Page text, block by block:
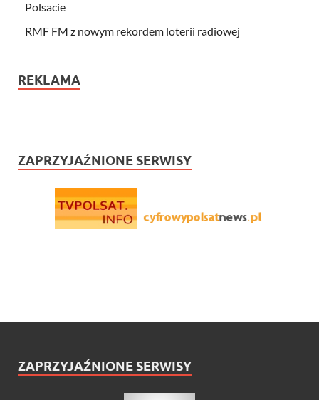
Polsacie
RMF FM z nowym rekordem loterii radiowej
REKLAMA
ZAPRZYJAŹNIONE SERWISY
ZAPRZYJAŹNIONE SERWISY